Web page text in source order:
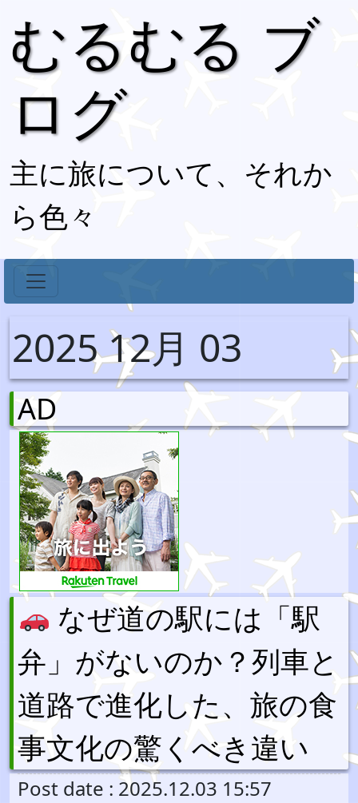
むるむる ブ
ログ
主に旅について、それか
ら色々
2025 12月 03
AD
なぜ道の駅には「駅
弁」がないのか？列車と
道路で進化した、旅の食
事文化の驚くべき違い
Post date : 2025.12.03 15:57